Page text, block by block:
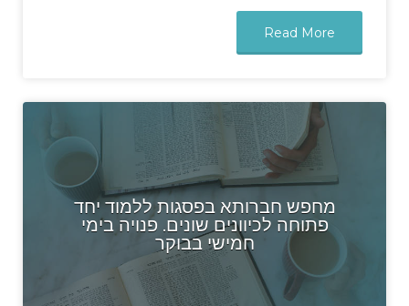
Read More
מחפש חברותא בפסגות ללמוד יחד
פתוחה לכיוונים שונים. פנויה בימי
חמישי בבוקר